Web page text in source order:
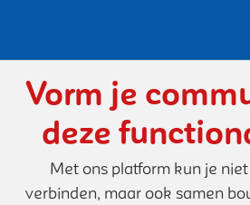
Vorm je
deze
Met ons platform kun je
verbinden, maar ook samen